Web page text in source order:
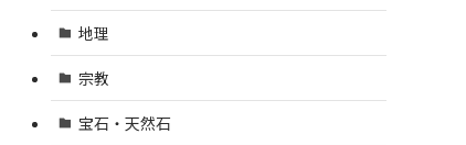
地理
宗教
宝石・天然石